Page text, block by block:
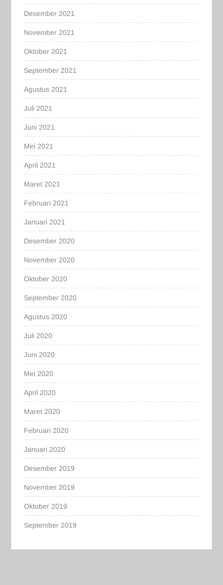
Desember 2021
November 2021
Oktober 2021
September 2021
Agustus 2021
Juli 2021
Juni 2021
Mei 2021
April 2021
Maret 2021
Februari 2021
Januari 2021
Desember 2020
November 2020
Oktober 2020
September 2020
Agustus 2020
Juli 2020
Juni 2020
Mei 2020
April 2020
Maret 2020
Februari 2020
Januari 2020
Desember 2019
November 2019
Oktober 2019
September 2019